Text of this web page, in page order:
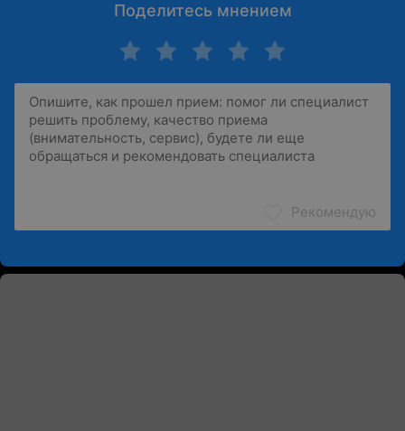
Поделитесь мнением
Рекомендую